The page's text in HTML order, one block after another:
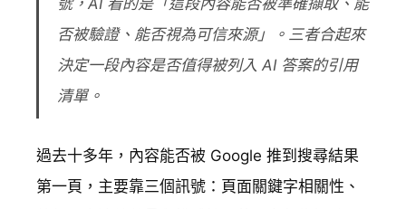
號，AI 看的是「這段內容能否被準確擷取、能
否被驗證、能否視為可信來源」。三者合起來
決定一段內容是否值得被列入 AI 答案的引用
清單。
過去十多年，內容能否被 Google 推到搜尋結果
第一頁，主要靠三個訊號：頁面關鍵字相關性、